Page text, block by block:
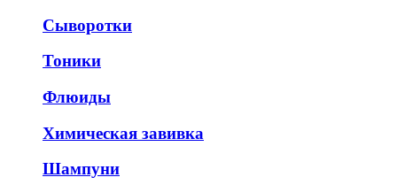
Сыворотки
Тоники
Флюиды
Химическая завивка
Шампуни